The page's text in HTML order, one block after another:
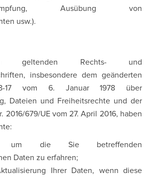
Ausübung von
usw.).
geltenden Rechts- und
insbesondere dem geänderten
17 vom 6. Januar 1978 über
Dateien und Freiheitsrechte und der
2016/679/UE vom 27. April 2016, haben
um die Sie betreffenden
Daten zu erfahren;
Ihrer Daten, wenn diese